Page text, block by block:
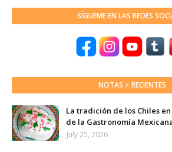
SÍGUEME EN LAS REDES
NOTAS + RECIENTES
La tradición de los Chiles
de la Gastronomía
July 25, 2026